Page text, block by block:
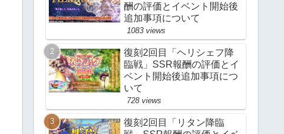
酬の評価とイベント開始後
追加事項について
1083 views
復刻2回目「ヘリシェフ降
臨戦」SSR報酬の評価とイ
ベント開始後追加事項につ
いて
728 views
復刻2回目「リタン降臨